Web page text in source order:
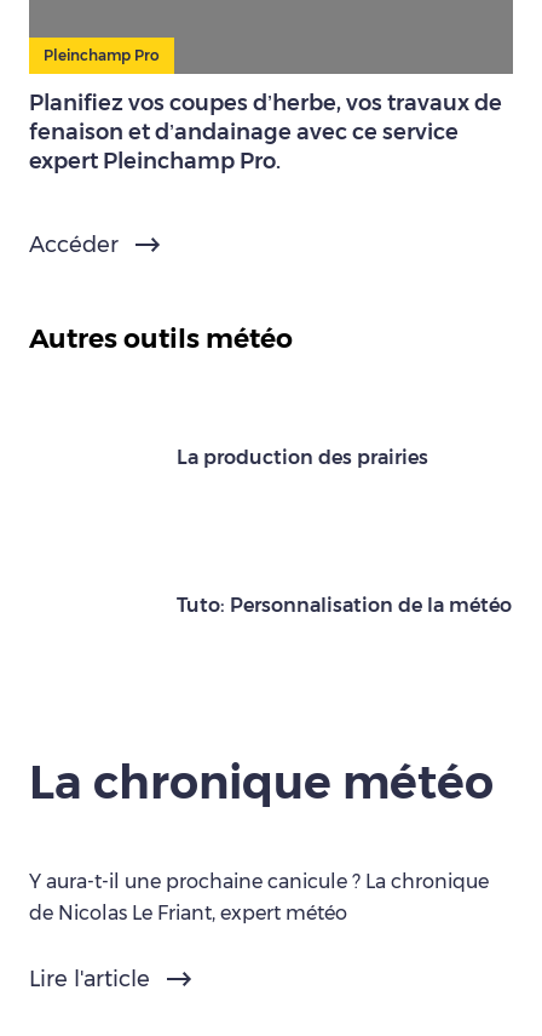
Pleinchamp Pro
Planifiez vos coupes d’herbe, vos travaux de
fenaison et d’andainage avec ce service
expert Pleinchamp Pro.
Accéder
Autres outils météo
La production des prairies
Tuto: Personnalisation de la météo
La chronique météo
Y aura-t-il une prochaine canicule ? La chronique
de Nicolas Le Friant, expert météo
Lire l'article